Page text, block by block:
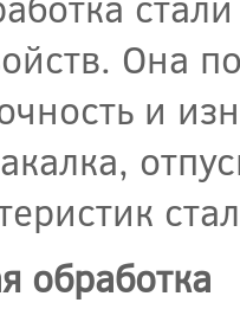
Она
и
обработка